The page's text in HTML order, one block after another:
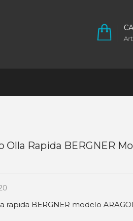
Olla Rapida BERGNER
rapida BERGNER modelo